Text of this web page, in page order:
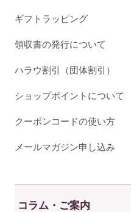
ギフトラッピング
領収書の発行について
ハラウ割引（団体割引）
ショップポイントについて
クーポンコードの使い方
メールマガジン申し込み
コラム・ご案内